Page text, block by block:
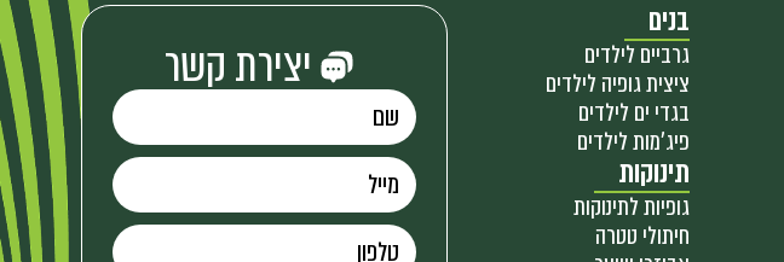
בנים
גרביים לילדים
ציצית גופיה לילדים
בגדי ים לילדים
פיג'מות לילדים
תינוקות
גופיות לתינוקות
חיתולי טטרה
יצירת קשר